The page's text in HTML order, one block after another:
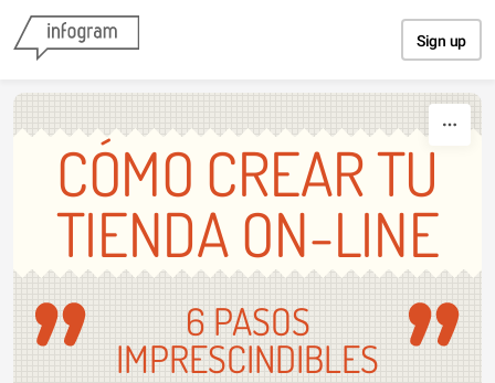
Sign up
CÓMO CREAR TU
TIENDA ON-LINE
6 PASOS
IMPRESCINDIBLES